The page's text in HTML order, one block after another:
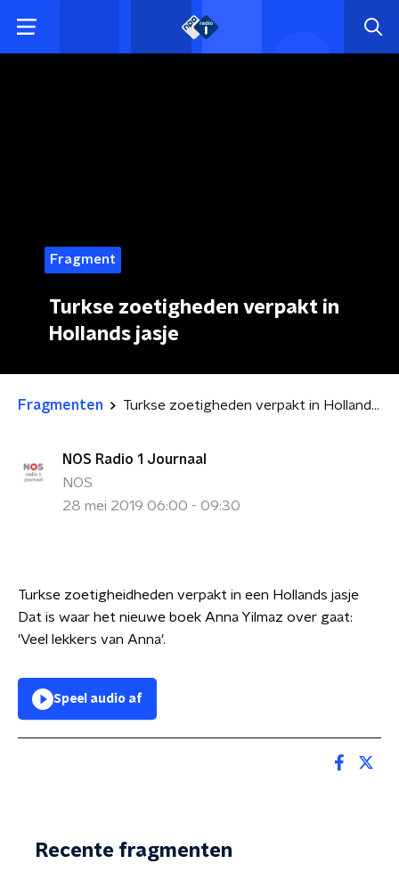
Fragment
Turkse zoetigheden verpakt in
Hollands jasje
Fragmenten Turkse zoetigheden verpakt in Hollands jasje
NOS Radio 1 Journaal
NOS
28 mei 2019 06:00 - 09:30
Turkse zoetigheidheden verpakt in een Hollands jasje
Dat is waar het nieuwe boek Anna Yilmaz over gaat:
'Veel lekkers van Anna'.
Speel audio af
Recente fragmenten